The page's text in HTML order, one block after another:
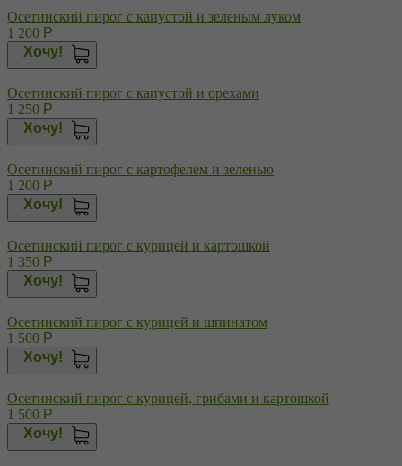
Осетинский пирог с капустой и зеленым луком
1 200 Р
Хочу!
Осетинский пирог с капустой и орехами
1 250 Р
Хочу!
Осетинский пирог с картофелем и зеленью
1 200 Р
Хочу!
Осетинский пирог с курицей и картошкой
1 350 Р
Хочу!
Осетинский пирог с курицей и шпинатом
1 500 Р
Хочу!
Осетинский пирог с курицей, грибами и картошкой
1 500 Р
Хочу!